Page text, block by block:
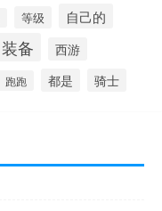
等级 自己的
装备 西游
跑跑 都是 骑士